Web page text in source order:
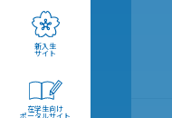
新入生
サイト
在学生向け